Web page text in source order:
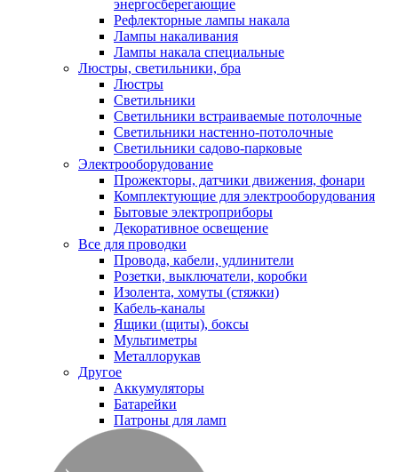
энергосберегающие
Рефлекторные лампы накала
Лампы накаливания
Лампы накала специальные
Люстры, светильники, бра
Люстры
Светильники
Светильники встраиваемые потолочные
Светильники настенно-потолочные
Светильники садово-парковые
Электрооборудование
Прожекторы, датчики движения, фонари
Комплектующие для электрооборудования
Бытовые электроприборы
Декоративное освещение
Все для проводки
Провода, кабели, удлинители
Розетки, выключатели, коробки
Изолента, хомуты (стяжки)
Кабель-каналы
Ящики (щиты), боксы
Мультиметры
Металлорукав
Другое
Аккумуляторы
Батарейки
Патроны для ламп